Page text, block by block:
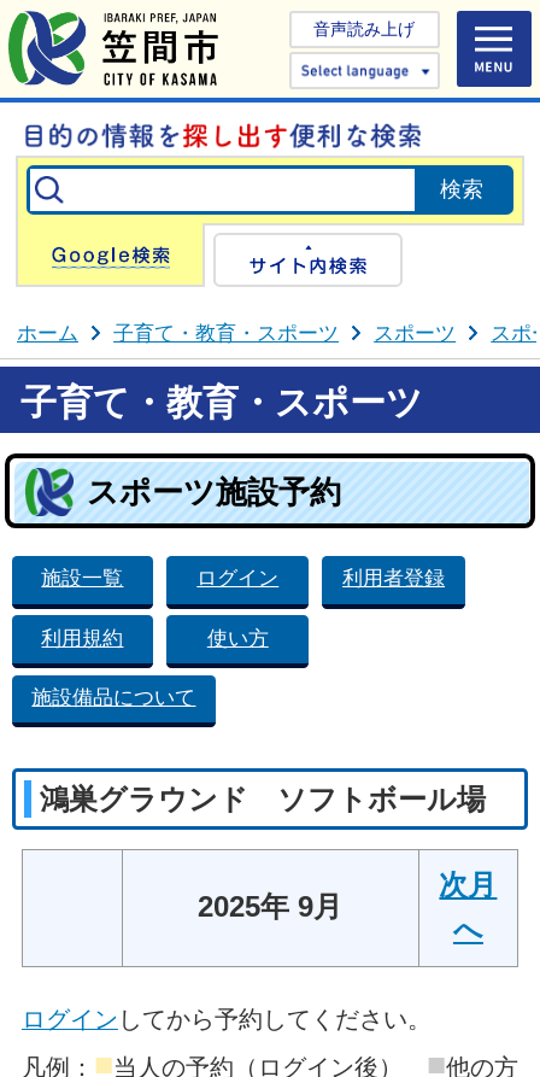
音声読み上げ
Select
Google検索
ホーム 子育て・教育・スポーツ スポーツ スポ
子育て・教育・スポーツ
スポーツ施設予約
施設一覧 ログイン 利用者登録
利用規約 使い方
施設備品について
鴻巣グラウンド ソフトボール場
2025年 9月
次月
へ
ログイン してから予約してください。
凡例： ■当人の予約（ログイン後） ■他の方